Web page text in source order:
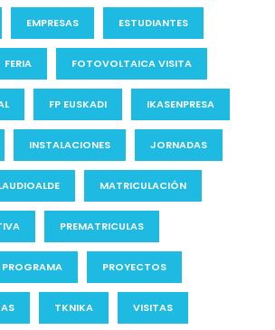
EMPRESAS ESTUDIANTES
FERIA FOTOVOLTAICA VISITA
FP EUSKADI IKASENPRESA
INSTALACIONES JORNADAS
MATRICULACIÓN
PREMATRICULAS
PROGRAMA PROYECTOS
TKNIKA VISITAS